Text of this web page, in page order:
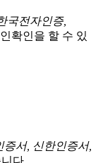
국전자인증,
확인을 할 수 있
증서, 신한인증서,